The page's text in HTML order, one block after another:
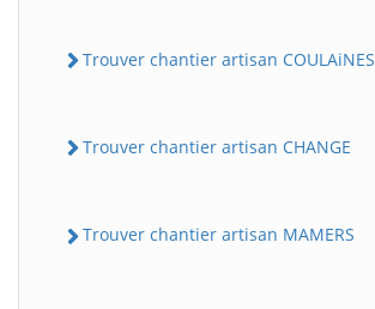
Trouver chantier artisan COULAiNES
Trouver chantier artisan CHANGE
Trouver chantier artisan MAMERS